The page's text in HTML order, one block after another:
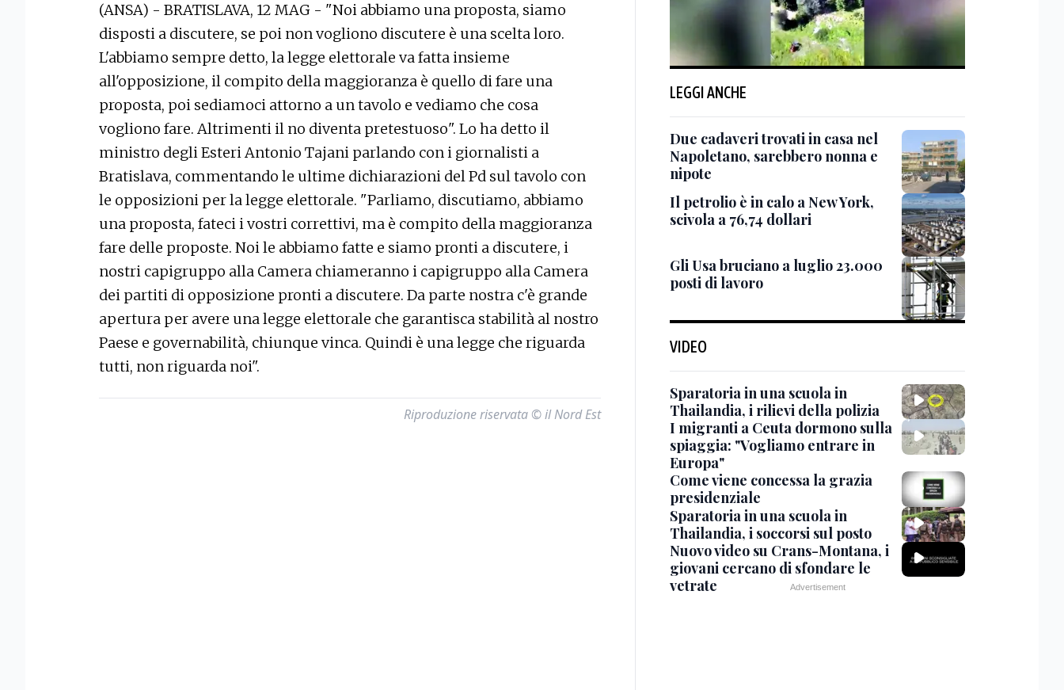
(ANSA) - BRATISLAVA, 12 MAG - "Noi abbiamo una proposta, siamo
disposti a discutere, se poi non vogliono discutere è una scelta loro.
L'abbiamo sempre detto, la legge elettorale va fatta insieme
all'opposizione, il compito della maggioranza è quello di fare una
proposta, poi sediamoci attorno a un tavolo e vediamo che cosa
vogliono fare. Altrimenti il no diventa pretestuoso". Lo ha detto il
ministro degli Esteri Antonio Tajani parlando con i giornalisti a
Bratislava, commentando le ultime dichiarazioni del Pd sul tavolo con
le opposizioni per la legge elettorale. "Parliamo, discutiamo, abbiamo
una proposta, fateci i vostri correttivi, ma è compito della maggioranza
fare delle proposte. Noi le abbiamo fatte e siamo pronti a discutere, i
nostri capigruppo alla Camera chiameranno i capigruppo alla Camera
dei partiti di opposizione pronti a discutere. Da parte nostra c'è grande
apertura per avere una legge elettorale che garantisca stabilità al nostro
Paese e governabilità, chiunque vinca. Quindi è una legge che riguarda
tutti, non riguarda noi".
Riproduzione riservata © il Nord Est
LEGGI ANCHE
Due cadaveri trovati in casa nel
Napoletano, sarebbero nonna e
nipote
Il petrolio è in calo a New York,
scivola a 76,74 dollari
Gli Usa bruciano a luglio 23.000
posti di lavoro
VIDEO
Sparatoria in una scuola in
Thailandia, i rilievi della polizia
I migranti a Ceuta dormono sulla
spiaggia: "Vogliamo entrare in
Europa"
Come viene concessa la grazia
presidenziale
Sparatoria in una scuola in
Thailandia, i soccorsi sul posto
Nuovo video su Crans-Montana, i
giovani cercano di sfondare le
vetrate